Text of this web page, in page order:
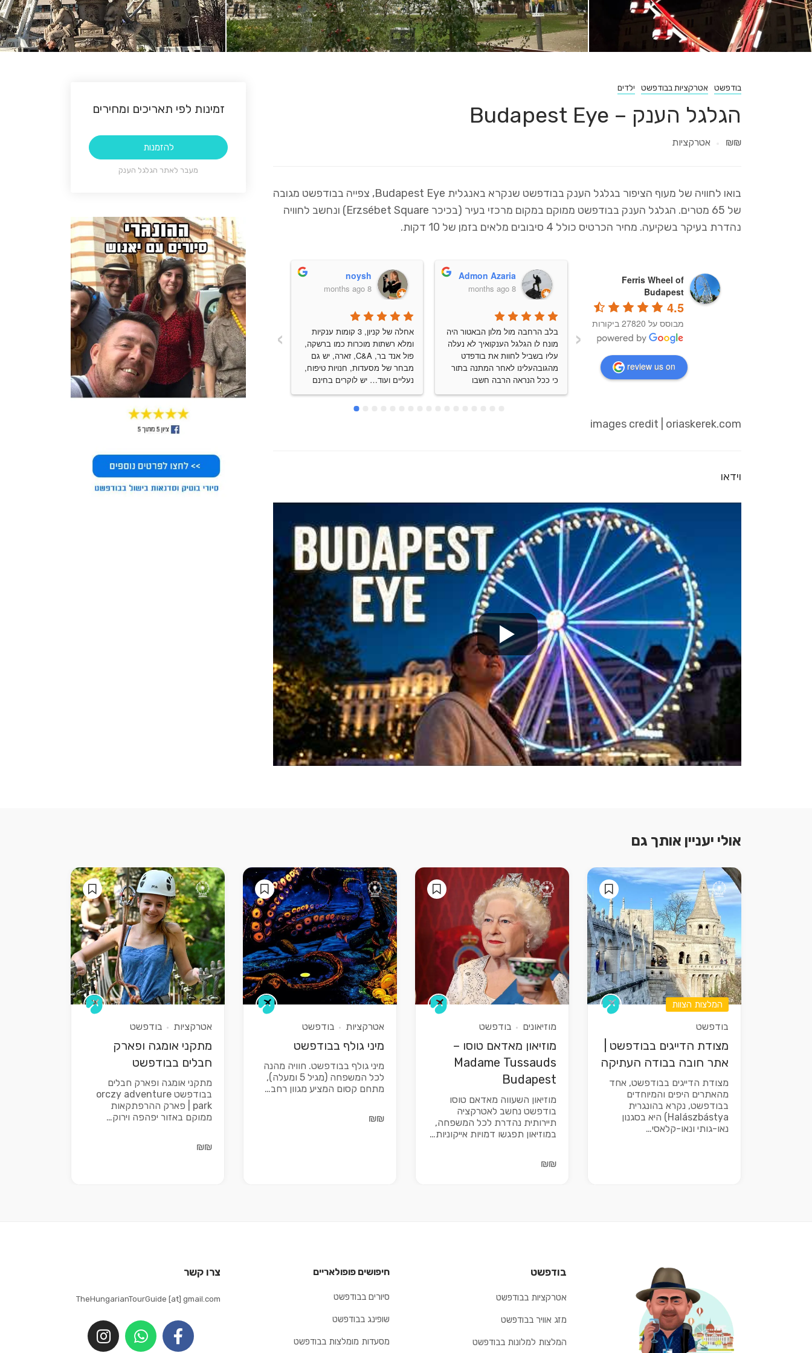
בודפשט אטרקציות בבודפשט ילדים
הגלגל הענק – Budapest Eye
₪₪ אטרקציות
בואו לחוויה של מעוף הציפור בגלגל הענק בבודפשט שנקרא באנגלית Budapest Eye, צפייה בבודפשט מגובה
של 65 מטרים. הגלגל הענק בבודפשט ממוקם במקום מרכזי בעיר (בכיכר Erzsébet Square) ונחשב לחוויה
נהדרת בעיקר בשקיעה. מחיר הכרטיס כולל 4 סיבובים מלאים בזמן של 10 דקות.
Ferris Wheel of
Budapest
4.5
מבוסס על 27820 ביקורות
review us on
Admon Azaria
8 months ago
כמונוהיה כייףחוויה נעימה ללא
noysh
8 months ago
אחלה של קניון, 3 קומות ענקיות
מול הסטארבקס שאפשר לאפסן
nir f
8 months ago
אטרקציה נ נחמדה, 3 סיבובים
בגלגל, עד כ 6 דקות, מלמעלה יש
תצפית יפה של מספר בקומות של
העיר, לא זול לכמה דקות כ 4900
8 months ago
מומלץ!
‹
›
images credit | oriaskerek.com
וידאו
זמינות לפי תאריכים ומחירים
להזמנות
מעבר לאתר הגלגל הענק
אולי יעניין אותך גם
המלצות הצוות
בודפשט
מצודת הדייגים בבודפשט |
אתר חובה בבודה העתיקה
מצודת הדייגים בבודפשט, אחד
מהאתרים היפים והמיוחדים
בבודפשט, נקרא בהונגרית
Halászbástya) היא בסגנון
נאו-גותי ונאו-קלאסי…
מוזיאונים בודפשט
מוזיאון מאדאם טוסו –
Madame Tussauds
Budapest
מוזיאון השעווה מאדאם טוסו
בודפשט נחשב לאטרקציה
תיירותית נהדרת לכל המשפחה,
במוזיאון תפגשו דמויות אייקוניות…
₪₪
אטרקציות בודפשט
מיני גולף בבודפשט
מיני גולף בבודפשט. חוויה מהנה
לכל המשפחה (מגיל 5 ומעלה),
מתחם קסום המציע מגוון רחב…
₪₪
אטרקציות בודפשט
מתקני אומגה ופארק
חבלים בבודפשט
מתקני אומגה ופארק חבלים
בבודפשט orczy adventure
park | פארק ההרפתקאות
ממוקם באזור יפהפה וירוק…
₪₪
בודפשט
אטרקציות בבודפשט
מזג אוויר בבודפשט
המלצות למלונות בבודפשט
חיפושים פופולאריים
סיורים בבודפשט
שופינג בבודפשט
מסעדות מומלצות בבודפשט
צרו קשר
TheHungarianTourGuide [at] gmail.com